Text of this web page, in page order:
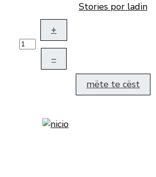
Stories por ladin
+
–
mëte te cëst